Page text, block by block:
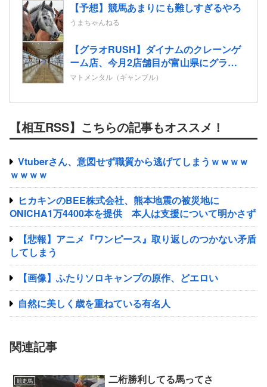
【予想】競馬あまりにも難しすぎるやろ
うまちゃんねる
【グラオRUSH】ダイナムのクレーンゲ
ーム店、今月2店舗目が富山県にグラン
ドオープン決定
マトメンタル（ギャンブル）
【相互RSS】こちらの記事もオススメ！
Vtuberさん、意図せず職質から逃げてしまうｗｗｗｗ
ｗｗｗｗ
ヒカキンのBEE株式会社、熊本地震の被災地に
ONICHA1万4400本を提供 本人は支援について明かさず
【悲報】アニメ『ワンピース』取り返しのつかない矛盾
してしまう
【画像】ふたりソロキャンプの原作、どエロい
自然に美しく歳を重ねている有名人
関連記事
競走馬 二桁勝利してる馬ってさ